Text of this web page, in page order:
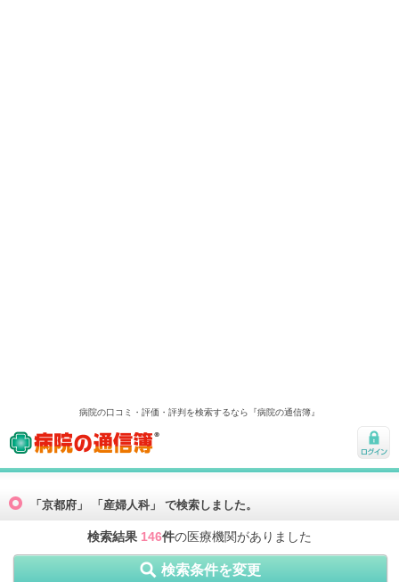
病院の口コミ・評価・評判を検索するなら『病院の通信簿』
病院の通信簿
ログ
「京都府」 「産婦人科」 で検索しました。
検索結果 146件の医療機関がありました
検索条件を変更